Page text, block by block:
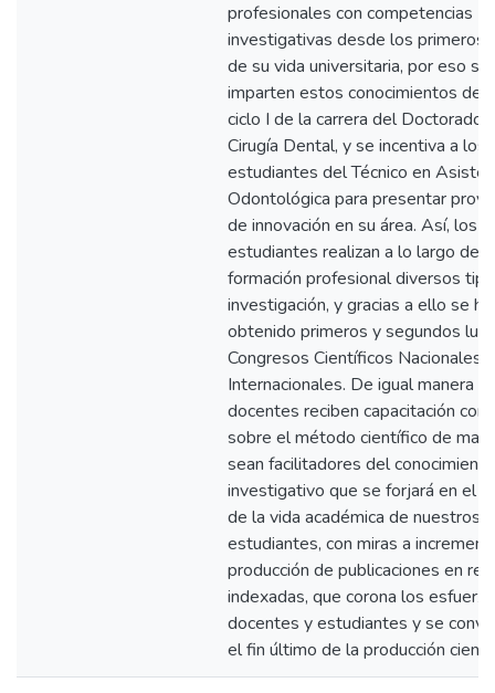
profesionales con competencias
investigativas desde los primeros
de su vida universitaria, por eso se
imparten estos conocimientos
ciclo I de la carrera del Doctorado
Cirugía Dental, y se incentiva a los
estudiantes del Técnico en
Odontológica para presentar
de innovación en su área. Así, los
estudiantes realizan a lo largo de
formación profesional diversos
investigación, y gracias a ello se
obtenido primeros y segundos
Congresos Científicos Nacionales e
Internacionales. De igual manera
docentes reciben capacitación
sobre el método científico de
sean facilitadores del conocimiento
investigativo que se forjará en el
de la vida académica de nuestros
estudiantes, con miras a
producción de publicaciones en
indexadas, que corona los
docentes y estudiantes y se
el fin último de la producción